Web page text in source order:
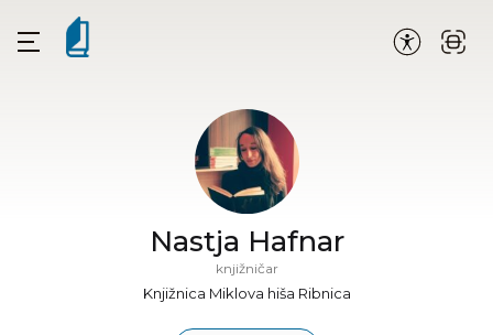
Nastja Hafnar
knjižničar
Knjižnica Miklova hiša Ribnica